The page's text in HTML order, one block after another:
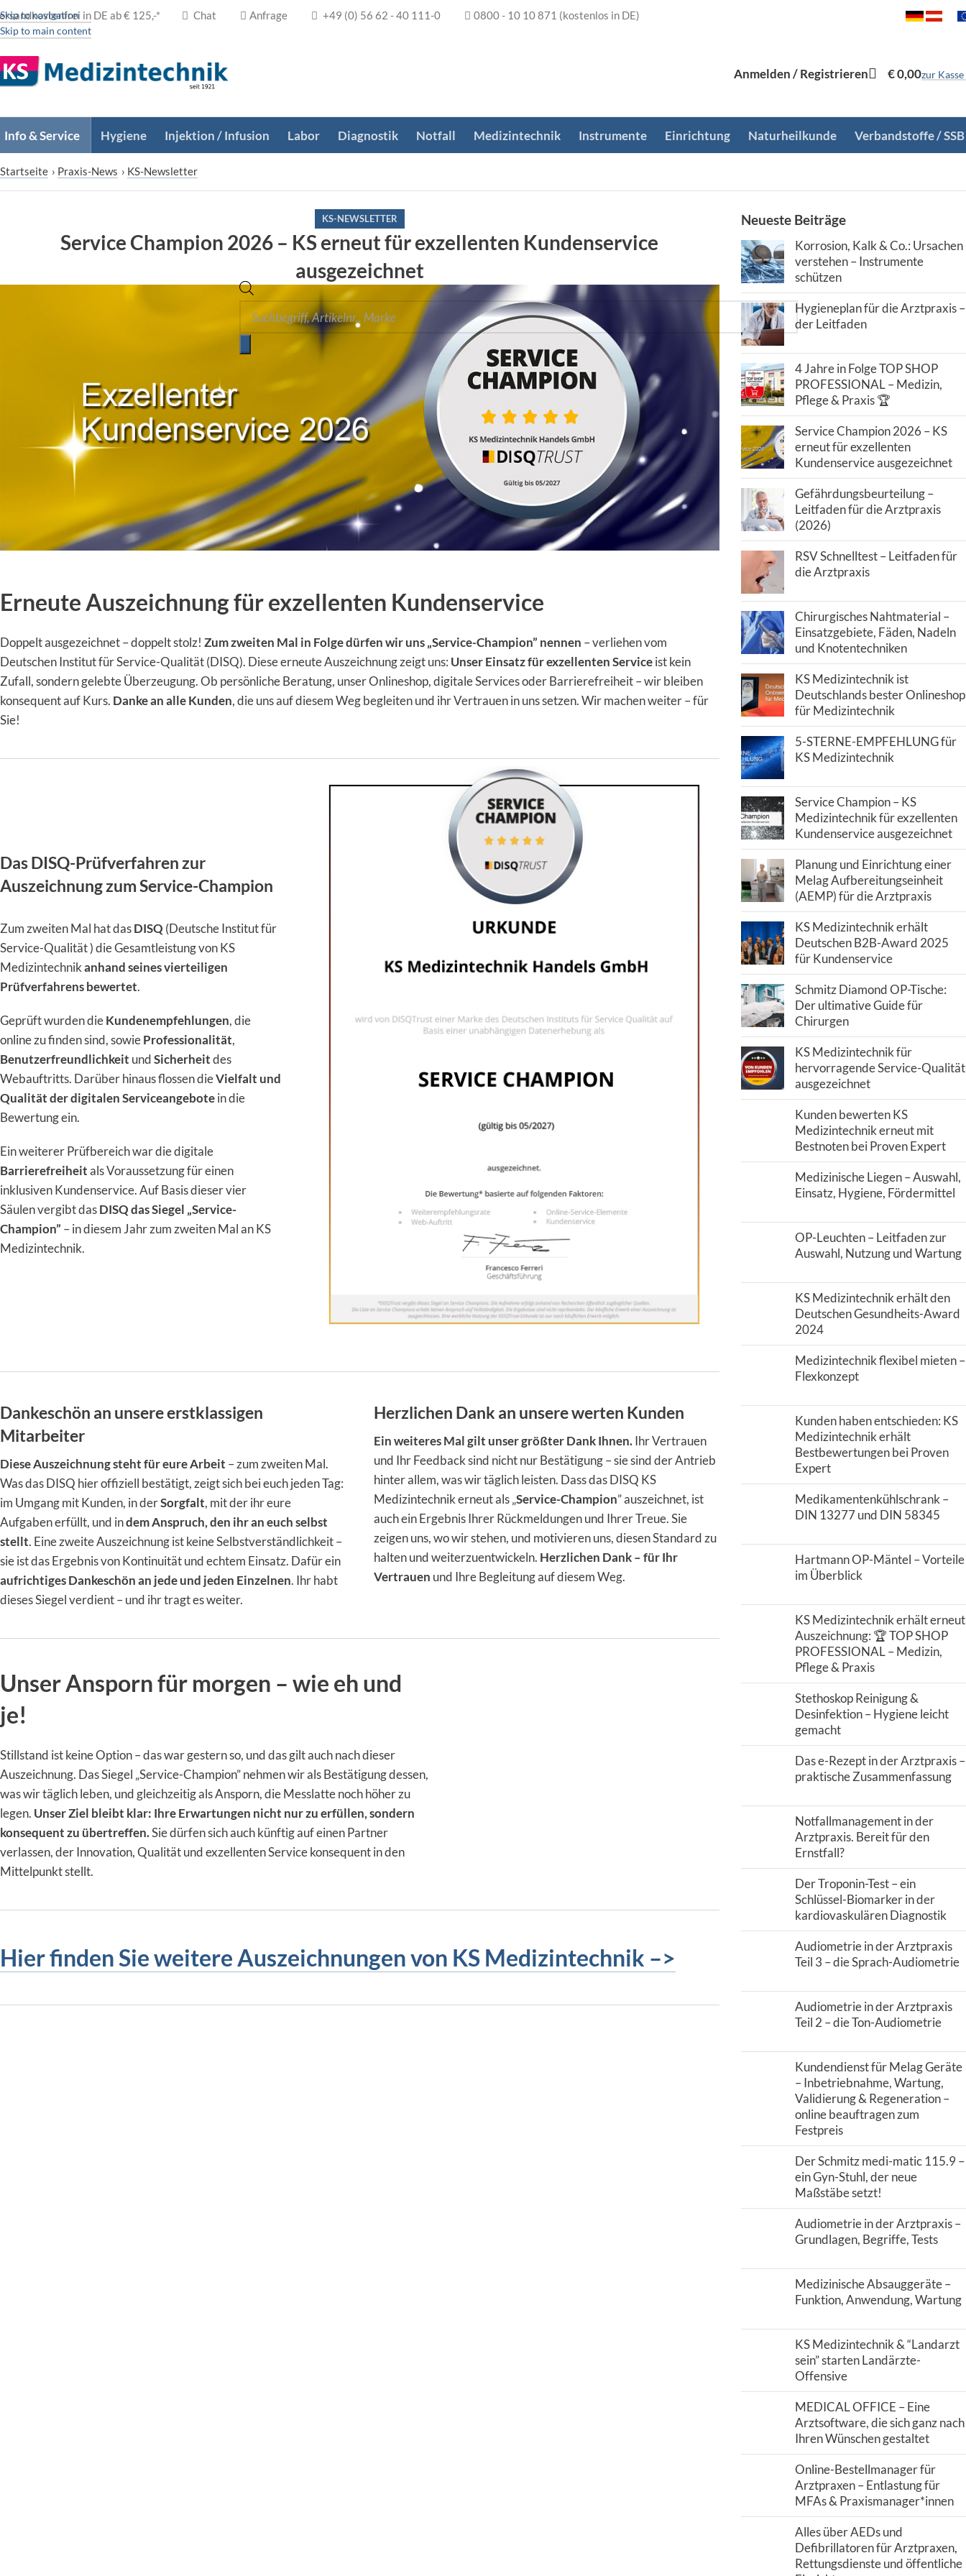
Skip to navigation
Skip to main content
in DE ab € 125,-* Chat Anfrage +49 (0) 56 62 - 40 111-0 0800 - 10 10 871 (kostenlos in DE)
Anmelden / Registrieren €0,00zur Kasse
Info & Service Hygiene Injektion / Infusion Labor Diagnostik Notfall Medizintechnik Instrumente Einrichtung Naturheilkunde Verbandstoffe / SSB
Startseite › Praxis-News › KS-Newsletter
KS-NEWSLETTER
Service Champion 2026 – KS erneut für exzellenten Kundenservice
ausgezeichnet
Erneute Auszeichnung für exzellenten Kundenservice
Doppelt ausgezeichnet – doppelt stolz! Zum zweiten Mal in Folge dürfen wir uns „Service-Champion” nennen – verliehen vom
Deutschen Institut für Service-Qualität (DISQ). Diese erneute Auszeichnung zeigt uns: Unser Einsatz für exzellenten Serviceist kein
Zufall, sondern gelebte Überzeugung. Ob persönliche Beratung, unser Onlineshop, digitale Services oder Barrierefreiheit – wir bleiben
konsequent auf Kurs. Danke an alle Kunden, die uns auf diesem Weg begleiten und ihr Vertrauen in uns setzen. Wir machen weiter – für
Sie!
Das DISQ-Prüfverfahren zur
Auszeichnung zum Service-Champion
Zum zweiten Mal hat dasDISQ (Deutsche Institut für
Service-Qualität ) die Gesamtleistung von KS
Medizintechnikanhand seines vierteiligen
Prüfverfahrens bewertet.
Geprüft wurden dieKundenempfehlungen, die
online zu finden sind, sowieProfessionalität,
Benutzerfreundlichkeit undSicherheitdes
Webauftritts. Darüber hinaus flossen dieVielfalt und
Qualität der digitalen Serviceangebotein die
Bewertung ein.
Ein weiterer Prüfbereich war die digitale
Barrierefreiheitals Voraussetzung für einen
inklusiven Kundenservice. Auf Basis dieser vier
Säulen vergibt dasDISQ das Siegel „Service-
Champion” – in diesem Jahr zum zweiten Mal an KS
Medizintechnik.
Dankeschön an unsere erstklassigen
Mitarbeiter
Diese Auszeichnung steht für eure Arbeit – zum zweiten Mal.
Was das DISQ hier offiziell bestätigt, zeigt sich bei euch jeden Tag:
im Umgang mit Kunden, in derSorgfalt, mit der ihr eure
Aufgaben erfüllt, und indem Anspruch, den ihr an euch selbst
stellt. Eine zweite Auszeichnung ist keine Selbstverständlichkeit –
sie ist das Ergebnis von Kontinuität und echtem Einsatz. Dafür ein
aufrichtiges Dankeschön an jede und jeden Einzelnen. Ihr habt
dieses Siegel verdient – und ihr tragt es weiter.
Herzlichen Dank an unsere werten Kunden
Ein weiteres Mal gilt unser größter Dank Ihnen.Ihr Vertrauen
und Ihr Feedback sind nicht nur Bestätigung – sie sind der Antrieb
hinter allem, was wir täglich leisten. Dass das DISQ KS
Medizintechnik erneut als „Service-Champion” auszeichnet, ist
auch ein Ergebnis Ihrer Rückmeldungen und Ihrer Treue. Sie
zeigen uns, wo wir stehen, und motivieren uns, diesen Standard zu
halten und weiterzuentwickeln. Herzlichen Dank – für Ihr
Vertrauen und Ihre Begleitung auf diesem Weg.
Unser Ansporn für morgen – wie eh und
je!
Stillstand ist keine Option – das war gestern so, und das gilt auch nach dieser
Auszeichnung. Das Siegel „Service-Champion” nehmen wir als Bestätigung dessen,
was wir täglich leben, und gleichzeitig als Ansporn, die Messlatte noch höher zu
legen. Unser Ziel bleibt klar: Ihre Erwartungen nicht nur zu erfüllen, sondern
konsequent zu übertreffen.Sie dürfen sich auch künftig auf einen Partner
verlassen, der Innovation, Qualität und exzellenten Service konsequent in den
Mittelpunkt stellt.
Hier finden Sie weitere Auszeichnungen von KS Medizintechnik –>
Neueste Beiträge
Korrosion, Kalk & Co.: Ursachen
verstehen – Instrumente
schützen
Hygieneplan für die Arztpraxis –
der Leitfaden
4 Jahre in Folge TOP SHOP
PROFESSIONAL – Medizin,
Pflege & Praxis 🏆
Service Champion 2026 – KS
erneut für exzellenten
Kundenservice ausgezeichnet
Gefährdungsbeurteilung –
Leitfaden für die Arztpraxis
(2026)
RSV Schnelltest – Leitfaden für
die Arztpraxis
Chirurgisches Nahtmaterial –
Einsatzgebiete, Fäden, Nadeln
und Knotentechniken
KS Medizintechnik ist
Deutschlands bester Onlineshop
für Medizintechnik
5-STERNE-EMPFEHLUNG für
KS Medizintechnik
Service Champion – KS
Medizintechnik für exzellenten
Kundenservice ausgezeichnet
Planung und Einrichtung einer
Melag Aufbereitungseinheit
(AEMP) für die Arztpraxis
KS Medizintechnik erhält
Deutschen B2B-Award 2025
für Kundenservice
Schmitz Diamond OP-Tische:
Der ultimative Guide für
Chirurgen
KS Medizintechnik für
hervorragende Service-Qualität
ausgezeichnet
Kunden bewerten KS
Medizintechnik erneut mit
Bestnoten bei Proven Expert
Medizinische Liegen – Auswahl,
Einsatz, Hygiene, Fördermittel
OP-Leuchten – Leitfaden zur
Auswahl, Nutzung und Wartung
KS Medizintechnik erhält den
Deutschen Gesundheits-Award
2024
Medizintechnik flexibel mieten –
Flexkonzept
Kunden haben entschieden: KS
Medizintechnik erhält
Bestbewertungen bei Proven
Expert
Medikamentenkühlschrank –
DIN 13277 und DIN 58345
Hartmann OP-Mäntel – Vorteile
im Überblick
KS Medizintechnik erhält erneut
Auszeichnung: 🏆 TOP SHOP
PROFESSIONAL – Medizin,
Pflege & Praxis
Stethoskop Reinigung &
Desinfektion – Hygiene leicht
gemacht
Das e-Rezept in der Arztpraxis –
praktische Zusammenfassung
Notfallmanagement in der
Arztpraxis. Bereit für den
Ernstfall?
Der Troponin-Test – ein
Schlüssel-Biomarker in der
kardiovaskulären Diagnostik
Audiometrie in der Arztpraxis
Teil 3 – die Sprach-Audiometrie
Audiometrie in der Arztpraxis
Teil 2 – die Ton-Audiometrie
Kundendienst für Melag Geräte
– Inbetriebnahme, Wartung,
Validierung & Regeneration –
online beauftragen zum
Festpreis
Der Schmitz medi-matic 115.9 –
ein Gyn-Stuhl, der neue
Maßstäbe setzt!
Audiometrie in der Arztpraxis –
Grundlagen, Begriffe, Tests
Medizinische Absauggeräte –
Funktion, Anwendung, Wartung
KS Medizintechnik & “Landarzt
sein” starten Landärzte-
Offensive
MEDICAL OFFICE – Eine
Arztsoftware, die sich ganz nach
Ihren Wünschen gestaltet
Online-Bestellmanager für
Arztpraxen – Entlastung für
MFAs & Praxismanager*innen
Alles über AEDs und
Defibrillatoren für Arztpraxen,
Rettungsdienste und öffentliche